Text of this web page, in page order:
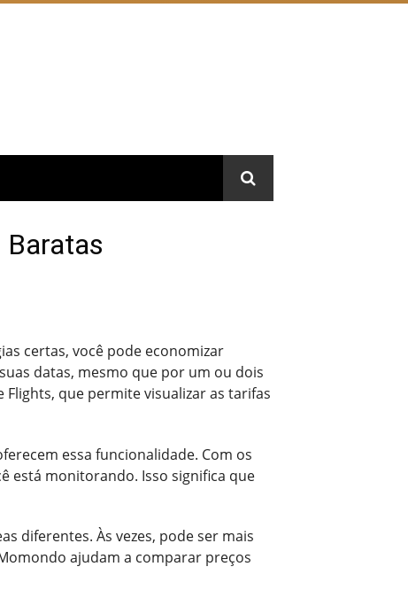
certas, você pode economizar
datas, mesmo que por um ou dois
que permite visualizar as tarifas
essa funcionalidade. Com os
está monitorando. Isso significa que
diferentes. Às vezes, pode ser mais
ajudam a comparar preços